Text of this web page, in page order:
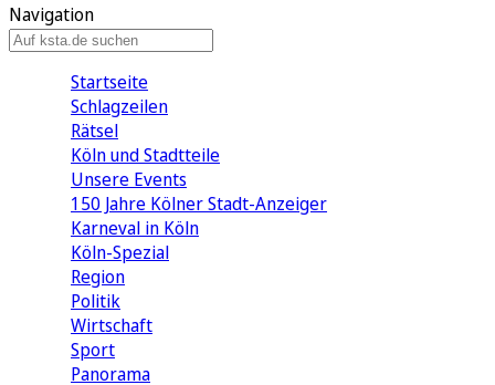
Navigation
Startseite
Schlagzeilen
Rätsel
Köln und Stadtteile
Unsere Events
150 Jahre Kölner Stadt-Anzeiger
Karneval in Köln
Köln-Spezial
Region
Politik
Wirtschaft
Sport
Panorama